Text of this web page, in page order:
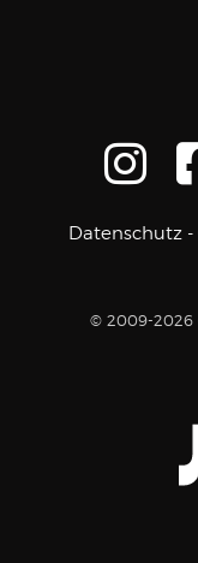
Datenschutz -
© 2009-2026